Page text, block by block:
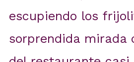
escupiendo los
sorprendida mirada